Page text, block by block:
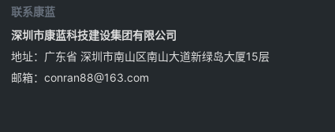
联系康蓝
深圳市康蓝科技建设集团有限公司
地址：广东省 深圳市南山区南山大道新绿岛大厦15层
邮箱： conran88@163.com